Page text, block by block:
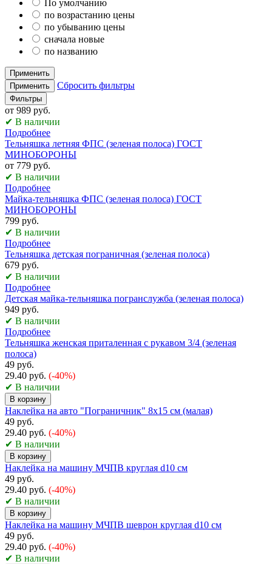
По умолчанию
по возрастанию цены
по убыванию цены
сначала новые
по названию
Применить
Применить
Сбросить фильтры
Фильтры
от 989 руб.
✔ В наличии
Подробнее
Тельняшка летняя ФПС (зеленая полоса) ГОСТ
МИНОБОРОНЫ
от 779 руб.
✔ В наличии
Подробнее
Майка-тельняшка ФПС (зеленая полоса) ГОСТ
МИНОБОРОНЫ
799 руб.
✔ В наличии
Подробнее
Тельняшка детская пограничная (зеленая полоса)
679 руб.
✔ В наличии
Подробнее
Детская майка-тельняшка погранслужба (зеленая полоса)
949 руб.
✔ В наличии
Подробнее
Тельняшка женская приталенная с рукавом 3/4 (зеленая
полоса)
49 руб.
29.40 руб. (-40%)
✔ В наличии
В корзину
Наклейка на авто "Пограничник" 8х15 см (малая)
49 руб.
29.40 руб. (-40%)
✔ В наличии
В корзину
Наклейка на машину МЧПВ круглая d10 см
49 руб.
29.40 руб. (-40%)
✔ В наличии
В корзину
Наклейка на машину МЧПВ шеврон круглая d10 см
49 руб.
29.40 руб. (-40%)
✔ В наличии